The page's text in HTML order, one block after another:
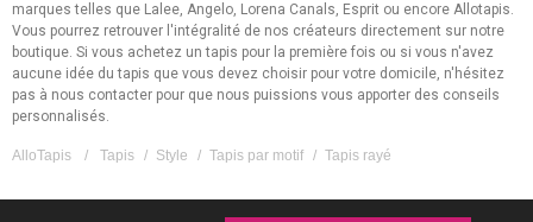
marques telles que Lalee, Angelo, Lorena Canals, Esprit ou encore Allotapis.
Vous pourrez retrouver l'intégralité de nos créateurs directement sur notre
boutique. Si vous achetez un tapis pour la première fois ou si vous n'avez
aucune idée du tapis que vous devez choisir pour votre domicile, n'hésitez
pas à nous contacter pour que nous puissions vous apporter des conseils
personnalisés.
AlloTapis / Tapis / Style / Tapis par motif / Tapis rayé